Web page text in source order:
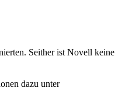
Seither ist Novell keine
dazu unter